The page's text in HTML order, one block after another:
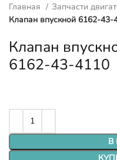
Главная
Запчасти
Клапан впускной 6162-
Клапан
6162-43-4110
В